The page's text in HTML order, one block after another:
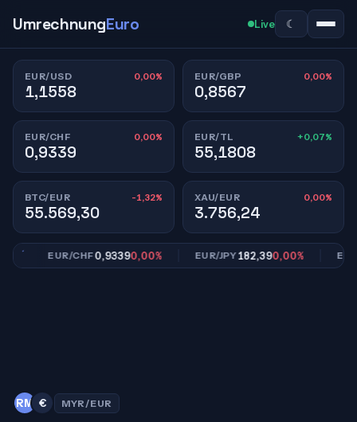
UmrechnungEuro Live ☾
EUR/USD 0,00%
1,1558
EUR/GBP 0,00%
0,8567
EUR/CHF 0,00%
0,9339
EUR/TL +0,07%
55,1808
BTC/EUR -1,32%
55.569,30
XAU/EUR 0,00%
3.756,24
EUR/CHF0,93390,00% EUR/JPY182,390,00% EUR/
RM € MYR/EUR